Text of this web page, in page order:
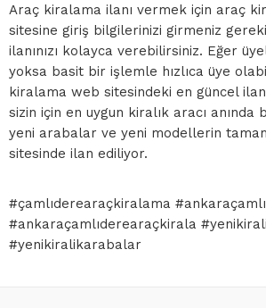
Araç kiralama ilanı vermek için araç
sitesine giriş bilgilerinizi girmeniz
ilanınızı kolayca verebilirsiniz. Eğer
yoksa basit bir işlemle hızlıca üye
kiralama web sitesindeki en güncel
sizin için en uygun kiralık aracı anında
yeni arabalar ve yeni modellerin
sitesinde ilan ediliyor.
#çamlıderearaçkiralama
#ankaraçamlıderearaçkirala
#yenikiralikarabalar